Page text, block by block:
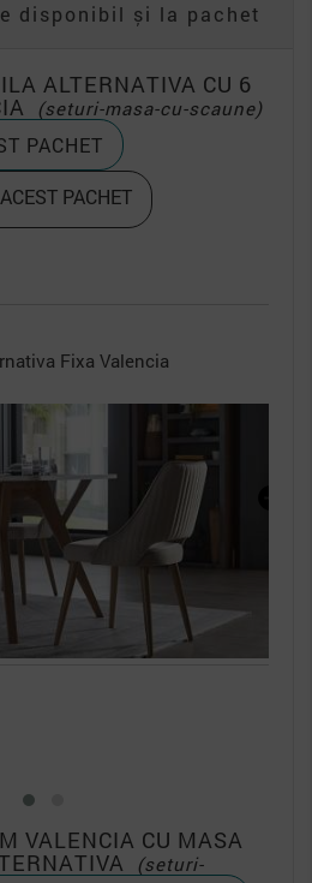
disponibil și la pachet
ALTERNATIVA CU 6
(seturi-masa-cu-scaune)
PACHET
PACHET
Pachet 2 bucati
VALENCIA CU MASA
(seturi-